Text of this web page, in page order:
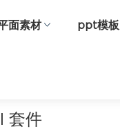
面素材 ppt模板
套件